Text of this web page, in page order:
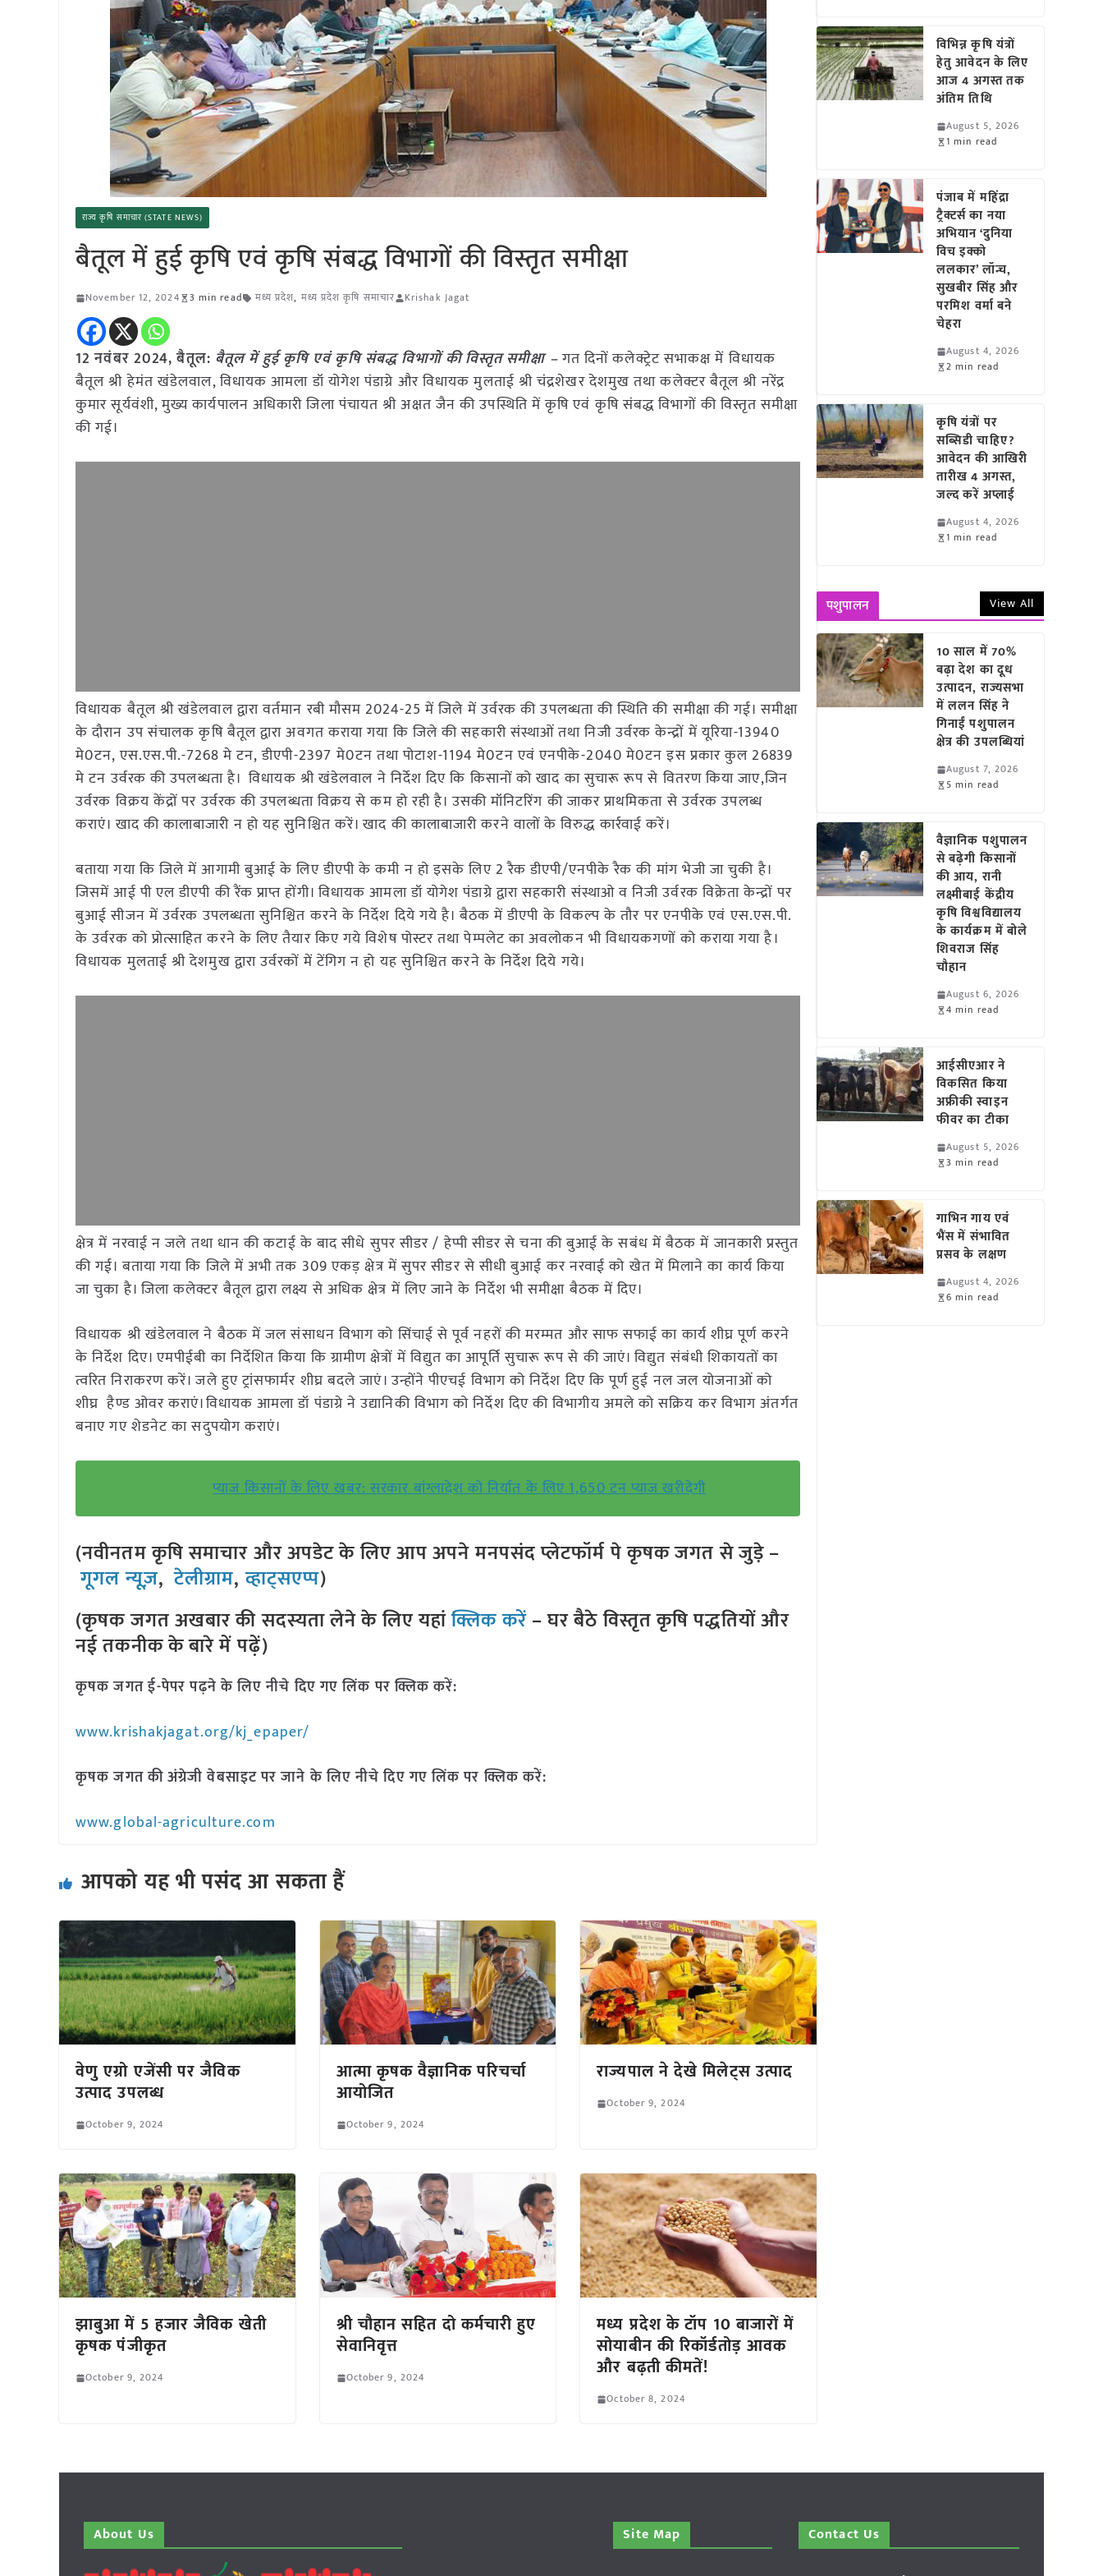
राज्य कृषि समाचार (STATE NEWS)
बैतूल में हुई कृषि एवं कृषि संबद्ध विभागों की विस्तृत समीक्षा
November 12, 2024 3 min read मध्य प्रदेश, मध्य प्रदेश कृषि समाचार Krishak Jagat
12 नवंबर 2024, बैतूल: बैतूल में हुई कृषि एवं कृषि संबद्ध विभागों की विस्तृत समीक्षा –गत दिनों कलेक्ट्रेट सभाकक्ष में विधायक
बैतूल श्री हेमंत खंडेलवाल, विधायक आमला डॉ योगेश पंडाग्रे और विधायक मुलताई श्री चंद्रशेखर देशमुख तथा कलेक्टर बैतूल श्री नरेंद्र
कुमार सूर्यवंशी, मुख्य कार्यपालन अधिकारी जिला पंचायत श्री अक्षत जैन की उपस्थिति में कृषि एवं कृषि संबद्ध विभागों की विस्तृत समीक्षा
की गई।
विधायक बैतूल श्री खंडेलवाल द्वारा वर्तमान रबी मौसम 2024-25 में जिले में उर्वरक की उपलब्धता की स्थिति की समीक्षा की गई। समीक्षा
के दौरान उप संचालक कृषि बैतूल द्वारा अवगत कराया गया कि जिले की सहकारी संस्थाओं तथा निजी उर्वरक केन्द्रों में यूरिया-13940
मे0टन, एस.एस.पी.-7268 मे टन, डीएपी-2397 मे0टन तथा पोटाश-1194 मे0टन एवं एनपीके-2040 मे0टन इस प्रकार कुल 26839
मे टन उर्वरक की उपलब्धता है। विधायक श्री खंडेलवाल ने निर्देश दिए कि किसानों को खाद का सुचारू रूप से वितरण किया जाए,जिन
उर्वरक विक्रय केंद्रों पर उर्वरक की उपलब्धता विक्रय से कम हो रही है। उसकी मॉनिटरिंग की जाकर प्राथमिकता से उर्वरक उपलब्ध
कराएं। खाद की कालाबाजारी न हो यह सुनिश्चित करें। खाद की कालाबाजारी करने वालों के विरुद्ध कार्रवाई करें।
बताया गया कि जिले में आगामी बुआई के लिए डीएपी के कमी न हो इसके लिए 2 रैक डीएपी/एनपीके रैक की मांग भेजी जा चुकी है।
जिसमें आई पी एल डीएपी की रैंक प्राप्त होंगी। विधायक आमला डॉ योगेश पंडाग्रे द्वारा सहकारी संस्थाओ व निजी उर्वरक विक्रेता केन्द्रों पर
बुआई सीजन में उर्वरक उपलब्धता सुनिश्चित करने के निर्देश दिये गये है। बैठक में डीएपी के विकल्प के तौर पर एनपीके एवं एस.एस.पी.
के उर्वरक को प्रोत्साहित करने के लिए तैयार किए गये विशेष पोस्टर तथा पेम्पलेट का अवलोकन भी विधायकगणों को कराया गया है।
विधायक मुलताई श्री देशमुख द्वारा उर्वरकों में टेंगिग न हो यह सुनिश्चित करने के निर्देश दिये गये।
क्षेत्र में नरवाई न जले तथा धान की कटाई के बाद सीधे सुपर सीडर / हेप्पी सीडर से चना की बुआई के सबंध में बैठक में जानकारी प्रस्तुत
की गई। बताया गया कि जिले में अभी तक 309 एकड़ क्षेत्र में सुपर सीडर से सीधी बुआई कर नरवाई को खेत में मिलाने का कार्य किया
जा चुका है। जिला कलेक्टर बैतूल द्वारा लक्ष्य से अधिक क्षेत्र में लिए जाने के निर्देश भी समीक्षा बैठक में दिए।
विधायक श्री खंडेलवाल ने बैठक में जल संसाधन विभाग को सिंचाई से पूर्व नहरों की मरम्मत और साफ सफाई का कार्य शीघ्र पूर्ण करने
के निर्देश दिए। एमपीईबी का निर्देशित किया कि ग्रामीण क्षेत्रों में विद्युत का आपूर्ति सुचारू रूप से की जाएं। विद्युत संबंधी शिकायतों का
त्वरित निराकरण करें। जले हुए ट्रांसफार्मर शीघ्र बदले जाएं। उन्होंने पीएचई विभाग को निर्देश दिए कि पूर्ण हुई नल जल योजनाओं को
शीघ्र हैण्ड ओवर कराएं।विधायक आमला डॉ पंडाग्रे ने उद्यानिकी विभाग को निर्देश दिए की विभागीय अमले को सक्रिय कर विभाग अंतर्गत
बनाए गए शेडनेट का सदुपयोग कराएं।
प्याज किसानों के लिए खबर: सरकार बांग्लादेश को निर्यात के लिए 1,650 टन प्याज खरीदेगी
(नवीनतम कृषि समाचार और अपडेट के लिए आप अपने मनपसंद प्लेटफॉर्म पे कृषक जगत से जुड़े –
गूगल न्यूज़,टेलीग्राम,व्हाट्सएप्प)
(कृषक जगत अखबार की सदस्यता लेने के लिए यहांक्लिक करें– घर बैठे विस्तृत कृषि पद्धतियों और
नई तकनीक के बारे में पढ़ें)
कृषक जगत ई-पेपर पढ़ने के लिए नीचे दिए गए लिंक पर क्लिक करें:
www.krishakjagat.org/kj_epaper/
कृषक जगत की अंग्रेजी वेबसाइट पर जाने के लिए नीचे दिए गए लिंक पर क्लिक करें:
www.global-agriculture.com
आपको यह भी पसंद आ सकता हैं
वेणु एग्रो एजेंसी पर जैविक
उत्पाद उपलब्ध
October 9, 2024
आत्मा कृषक वैज्ञानिक परिचर्चा
आयोजित
October 9, 2024
राज्यपाल ने देखे मिलेट्स उत्पाद
October 9, 2024
झाबुआ में 5 हजार जैविक खेती
कृषक पंजीकृत
October 9, 2024
श्री चौहान सहित दो कर्मचारी हुए
सेवानिवृत्त
October 9, 2024
मध्य प्रदेश के टॉप 10 बाजारों में
सोयाबीन की रिकॉर्डतोड़ आवक
और बढ़ती कीमतें!
October 8, 2024
विभिन्न कृषि यंत्रों
हेतु आवेदन के लिए
आज 4 अगस्त तक
अंतिम तिथि
August 5, 2026
1 min read
पंजाब में महिंद्रा
ट्रैक्टर्स का नया
अभियान ‘दुनिया
विच इक्को
ललकार’ लॉन्च,
सुखबीर सिंह और
परमिश वर्मा बने
चेहरा
August 4, 2026
2 min read
कृषि यंत्रों पर
सब्सिडी चाहिए?
आवेदन की आखिरी
तारीख 4 अगस्त,
जल्द करें अप्लाई
August 4, 2026
1 min read
पशुपालन View All
10 साल में 70%
बढ़ा देश का दूध
उत्पादन, राज्यसभा
में ललन सिंह ने
गिनाईं पशुपालन
क्षेत्र की उपलब्धियां
August 7, 2026
5 min read
वैज्ञानिक पशुपालन
से बढ़ेगी किसानों
की आय, रानी
लक्ष्मीबाई केंद्रीय
कृषि विश्वविद्यालय
के कार्यक्रम में बोले
शिवराज सिंह
चौहान
August 6, 2026
4 min read
आईसीएआर ने
विकसित किया
अफ्रीकी स्वाइन
फीवर का टीका
August 5, 2026
3 min read
गाभिन गाय एवं
भैंस में संभावित
प्रसव के लक्षण
August 4, 2026
6 min read
About Us Site Map Contact Us